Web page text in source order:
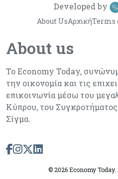
About us
Το Economy Today,
την οικονομία και τις
επικοινωνία μέσω του
Κύπρου, του
Σίγμα.
About UsΑρχικήTerms
Developed by
©2026 Economy